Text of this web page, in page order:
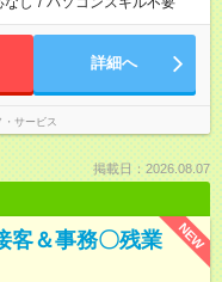
詳細へ
・サービス
掲載日：2026.08.07
NEW
客＆事務〇残業